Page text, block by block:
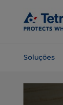
para o
conteúdo
Soluções